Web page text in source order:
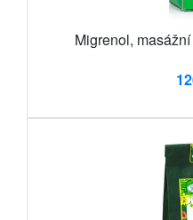
Migrenol,